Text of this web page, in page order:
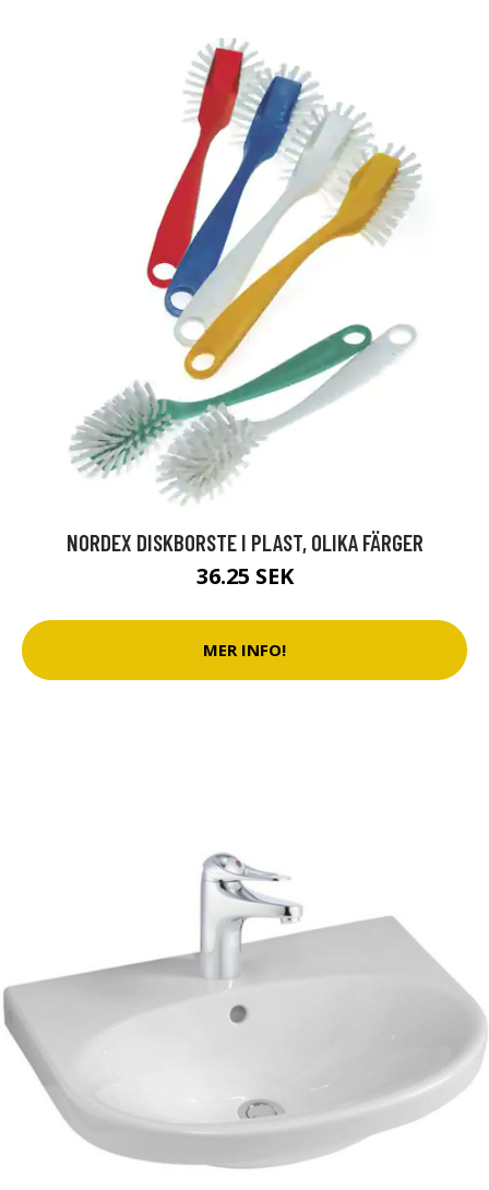
NORDEX DISKBORSTE I PLAST, OLIKA FÄRGER
36.25 SEK
MER INFO!